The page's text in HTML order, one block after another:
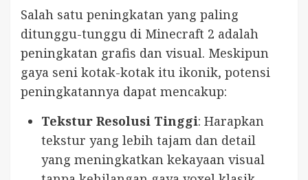
Salah satu peningkatan yang paling
ditunggu-tunggu di Minecraft 2 adalah
peningkatan grafis dan visual. Meskipun
gaya seni kotak-kotak itu ikonik, potensi
peningkatannya dapat mencakup:
Tekstur Resolusi Tinggi: Harapkan
tekstur yang lebih tajam dan detail
yang meningkatkan kekayaan visual